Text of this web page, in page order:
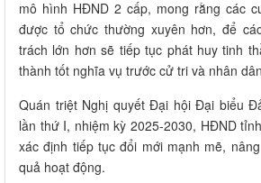
mô hình HĐND 2 cấp, mong rằng các
được tổ chức thường xuyên hơn, để
trách lớn hơn sẽ tiếp tục phát huy tinh
thành tốt nghĩa vụ trước cử tri và nhân
Quán triệt Nghị quyết Đại hội Đại biểu
lần thứ I, nhiệm kỳ 2025-2030, HĐND
xác định tiếp tục đổi mới mạnh mẽ,
quả hoạt động.